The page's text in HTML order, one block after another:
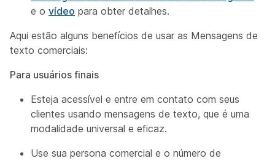
e o vídeo para obter detalhes.
Aqui estão alguns benefícios de usar as Mensagens de
texto comerciais:
Para usuários finais
Esteja acessível e entre em contato com seus
clientes usando mensagens de texto, que é uma
modalidade universal e eficaz.
Use sua persona comercial e o número de